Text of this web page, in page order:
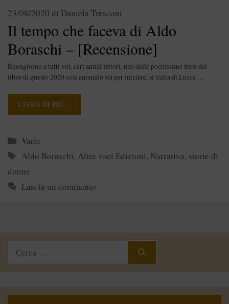
Il tempo che faceva di Aldo
Boraschi – [Recensione]
23/08/2020 di Daniela Tresconi
Buongiorno a tutti voi, cari amici lettori, una delle pochissime fiere del
libro di questo 2020 così anomalo sta per iniziare, si tratta di Lucca …
LEGGI DI PIÙ…
Categorie
Varie
Tag
Aldo Boraschi, Altre voci Edizioni, Narrativa, storie di
donne
Lascia un commento